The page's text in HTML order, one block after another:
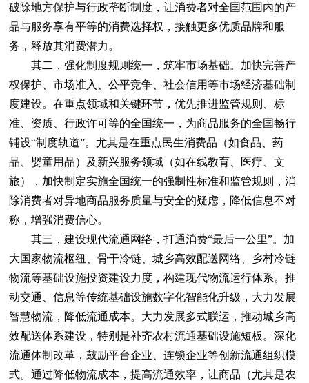
破除地方保护与行政垄断制度，让消费者对全国范围内的产
品与服务享有平等的消费选择权，接触更多优质品牌和服
务，释放其消费潜力。
其二，强化制度规则统一，筑牢市场基础。加快完善产
权保护、市场准入、公平竞争、社会信用等市场经济基础制
度建设。在重点领域和关键环节，优先推进监管规则、标
准、资质、行政许可等的全国统一，为商品服务的全国畅行
铺设“制度轨道”。尤其是在重点民生消费品（如食品、药
品、婴童用品）及新兴服务领域（如在线教育、医疗、文
旅），加快制定实施全国统一的强制性标准和监管规则，消
除消费者对异地商品服务质量与安全的疑虑，降低信息不对
称，增强消费信心。
其三，建设现代流通网络，打通消费“最后一公里”。加
大国家物流枢纽、骨干冷链、城乡高效配送网络、乡村冷链
物流等基础设施投资建设力度，构建现代物流运行体系。推
动交通、信息等传统基础设施数字化智能化升级，大力发展
智慧物流，降低流通成本。大力发展多式联运，推动城乡高
效配送体系建设，特别是补齐农村流通基础设施短板。深化
流通体制改革，鼓励平台企业、连锁企业等创新流通组织模
式。通过降低物流成本，提高流通效率，让商品（尤其是农